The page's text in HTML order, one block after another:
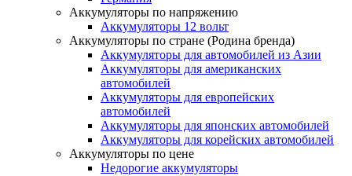
Аккумуляторы по напряжению
Аккумуляторы 12 вольт
Аккумуляторы по стране (Родина бренда)
Аккумуляторы для автомобилей из Азии
Аккумуляторы для американских
автомобилей
Аккумуляторы для европейских
автомобилей
Аккумуляторы для японских автомобилей
Аккумуляторы для корейских автомобилей
Аккумуляторы по цене
Недорогие аккумуляторы